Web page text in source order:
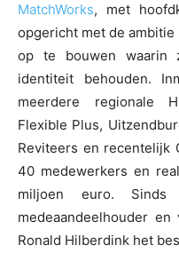
MatchWorks, met
opgericht met de
op te bouwen waarin
identiteit behouden.
meerdere regionale
Flexible Plus,
Reviteers en recentelijk
40 medewerkers en
miljoen euro.
medeaandeelhouder
Ronald Hilberdink het